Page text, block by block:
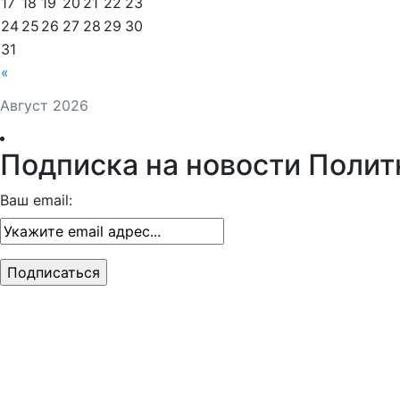
Август 2026
«
24 25 26 27 28 29 30
31
Подписка на новости
Ваш email: